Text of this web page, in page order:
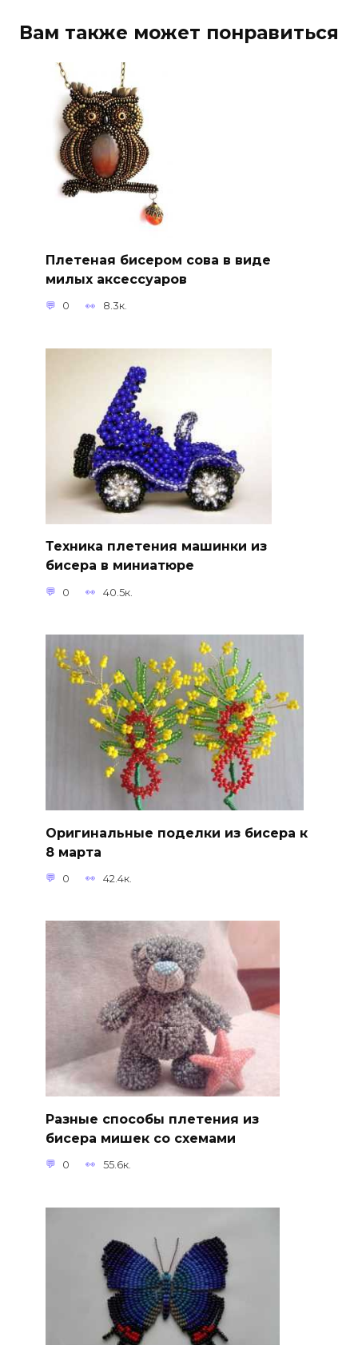
Вам также может понравиться
Плетеная бисером сова в виде
милых аксессуаров
0 8.3к.
Техника плетения машинки из
бисера в миниатюре
0 40.5к.
Оригинальные поделки из бисера к
8 марта
0 42.4к.
Разные способы плетения из
бисера мишек со схемами
0 55.6к.